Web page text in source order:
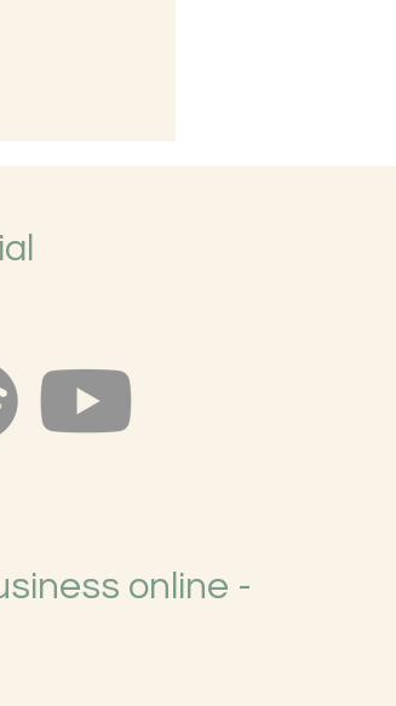
online -